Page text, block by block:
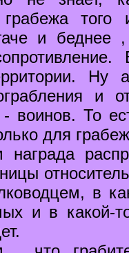
грабежа
и беднее
Ну
и
- воинов. То
для
в
и в какой-